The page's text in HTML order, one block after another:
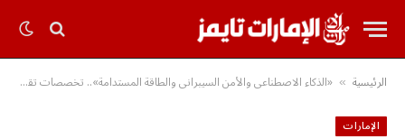
الرئيسية » «الذكاء الاصطناعي والأمن السيبراني والطاقة المستدامة».. تخصصات تقود وظائف 2030
الإمارات